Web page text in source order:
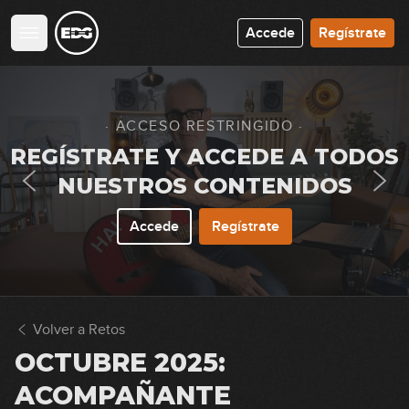
Accede Regístrate
· ACCESO RESTRINGIDO ·
REGÍSTRATE Y ACCEDE A TODOS
NUESTROS CONTENIDOS
Accede Regístrate
Volver a Retos
OCTUBRE 2025:
ACOMPAÑANTE
43
44:17
45
17:42
Mayo 2025: Acompañante
Mayo 2025: Solista
47
48